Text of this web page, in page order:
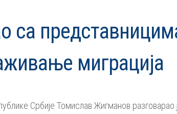
са
миграција
Србије Томислав Жигманов разговарао